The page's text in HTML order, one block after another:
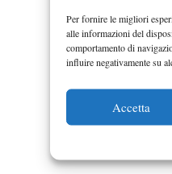
Per fornire le migliori
alle informazioni del
comportamento di
influire negativamente su
Accetta